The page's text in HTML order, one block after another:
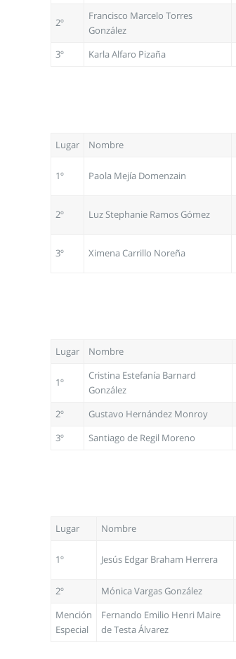
2º
Francisco Marcelo Torres
González
3º Karla Alfaro Pizaña
Lugar Nombre
1º Paola Mejía Domenzain
2º Luz Stephanie Ramos Gómez
3º Ximena Carrillo Noreña
Lugar Nombre
1º
Cristina Estefanía Barnard
González
2º Gustavo Hernández Monroy
3º
Santiago de Regil Moreno
Lugar Nombre
1º Jesús Edgar Braham Herrera
2º
Mónica Vargas González
Mención
Especial
Fernando Emilio Henri Maire
de Testa Álvarez